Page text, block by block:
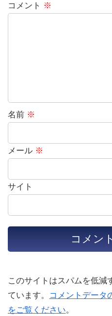
コメント ※
名前 ※
メール ※
サイト
このサイトはスパムを低減
ています。
コメントデータ
をご覧ください。